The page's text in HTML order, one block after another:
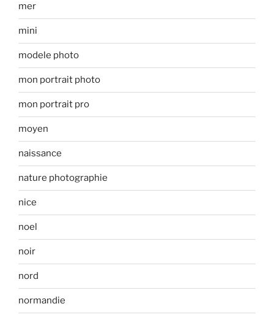
mer
mini
modele photo
mon portrait photo
mon portrait pro
moyen
naissance
nature photographie
nice
noel
noir
nord
normandie